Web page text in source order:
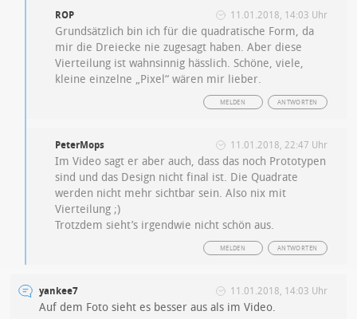
ROP 11.01.2018, 14:03 Uhr
Grundsätzlich bin ich für die quadratische Form, da
mir die Dreiecke nie zugesagt haben. Aber diese
Vierteilung ist wahnsinnig hässlich. Schöne, viele,
kleine einzelne „Pixel“ wären mir lieber.
ANTWORTEN
MELDEN
PeterMops 11.01.2018, 22:47 Uhr
Im Video sagt er aber auch, dass das noch Prototypen
sind und das Design nicht final ist. Die Quadrate
werden nicht mehr sichtbar sein. Also nix mit
Vierteilung ;)
Trotzdem sieht’s irgendwie nicht schön aus.
ANTWORTEN
MELDEN
yankee7 11.01.2018, 14:03 Uhr
Auf dem Foto sieht es besser aus als im Video.